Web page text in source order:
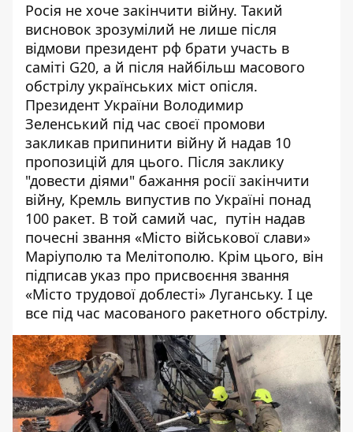
Росія не хоче закінчити війну. Такий
висновок зрозумілий не лише після
відмови президент рф брати участь в
саміті G20, а й після найбільш масового
обстрілу українських міст опісля.
Президент України Володимир
Зеленський під час своєї промови
закликав припинити війну й надав 10
пропозицій для цього. Після заклику
"довести діями" бажання росії закінчити
війну, Кремль випустив по Україні понад
100 ракет. В той самий час, путін надав
почесні звання «Місто військової слави»
Маріуполю та Мелітополю. Крім цього, він
підписав указ про присвоєння звання
«Місто трудової доблесті» Луганську. І це
все під час масованого ракетного обстрілу.